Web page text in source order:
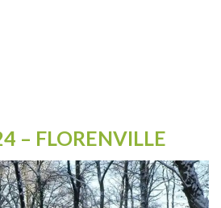
– FLORENVILLE